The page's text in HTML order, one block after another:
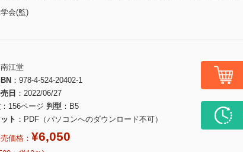
会(監)
南江堂
978-4-524-20402-1
日
2022/06/27
156ページ 判型
B5
ト
PDF（パソコンへのダウンロード不可）
価格： ¥6,050